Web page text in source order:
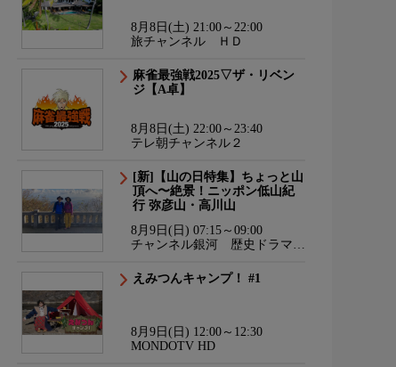
8月8日(土) 21:00～22:00
旅チャンネル ＨＤ
麻雀最強戦2025▽ザ・リベン
ジ【A卓】
8月8日(土) 22:00～23:40
テレ朝チャンネル２
[新]【山の日特集】ちょっと山
頂へ〜絶景！ニッポン低山紀
行 弥彦山・高川山
8月9日(日) 07:15～09:00
チャンネル銀河 歴史ドラマ・
えみつんキャンプ！ #1
8月9日(日) 12:00～12:30
MONDOTV HD